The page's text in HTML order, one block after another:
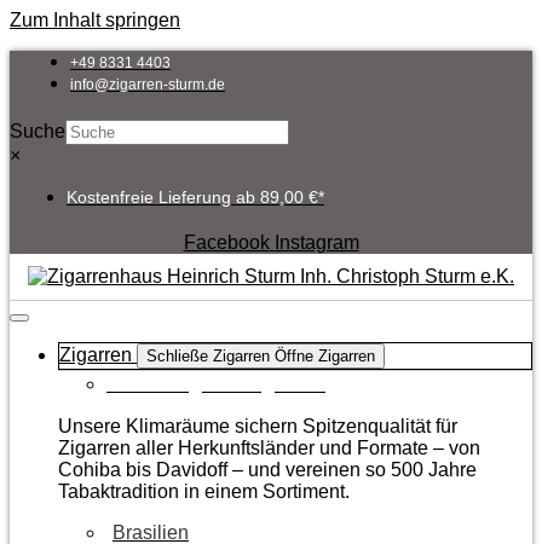
Zum Inhalt springen
+49 8331 4403
info@zigarren-sturm.de
Suche
×
Kostenfreie Lieferung ab 89,00 €*
Facebook Instagram
Zigarren Schließe Zigarren Öffne Zigarren
Unsere Klimaräume sichern Spitzenqualität für
Zigarren aller Herkunftsländer und Formate – von
Cohiba bis Davidoff – und vereinen so 500 Jahre
Tabaktradition in einem Sortiment.
Brasilien